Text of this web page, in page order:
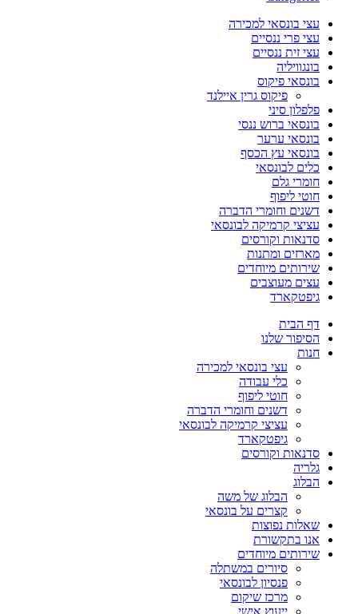
עצי בונסאי למכירה
עצי פרי ננסיים
עצי זית ננסיים
בונגוויליה
בונסאי פיקוס
פיקוס גרין איילנד
פלפלון סיני
בונסאי ברוש ננסי
בונסאי ערער
בונסאי עץ הכסף
כלים לבונסאי
חומרי גלם
חוטי ליפוף
דשנים וחומרי הדברה
עציצי קרמיקה לבונסאי
סדנאות וקורסים
מארזים ומתנות
שירותים מיוחדים
עצים מעוצבים
גיפטקארד
דף הבית
הסיפור שלנו
חנות
עצי בונסאי למכירה
כלי עבודה
חוטי ליפוף
דשנים וחומרי הדברה
עציצי קרמיקה לבונסאי
גיפטקארד
סדנאות וקורסים
גלריה
הבלוג
הבלוג של משה
קצרים על בונסאי
שאלות נפוצות
אנו בתקשורת
שירותים מיוחדים
סיורים במשתלה
פנסיון לבונסאי
מרכז שיקום